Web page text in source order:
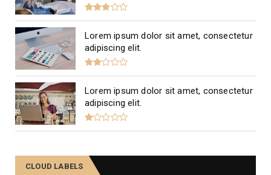
Lorem ipsum dolor sit amet, consectetur
adipiscing elit.
Lorem ipsum dolor sit amet, consectetur
adipiscing elit.
CLOUD LABELS